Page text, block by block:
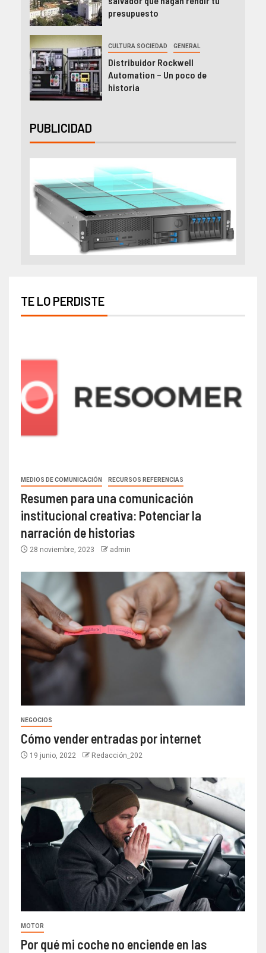
presupuesto
CULTURA SOCIEDAD GENERAL
Distribuidor Rockwell
Automation – Un poco de
historia
PUBLICIDAD
TE LO PERDISTE
MEDIOS DE COMUNICACIÓN RECURSOS REFERENCIAS
Resumen para una comunicación
institucional creativa: Potenciar la
narración de historias
28 noviembre, 2023 admin
NEGOCIOS
Cómo vender entradas por internet
19 junio, 2022 Redacción_202
MOTOR
Por qué mi coche no enciende en las